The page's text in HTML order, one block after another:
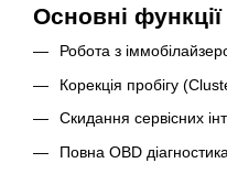
Основні функції
Робота з
Корекція пробігу
Скидання сервісних
Повна OBD діагностика